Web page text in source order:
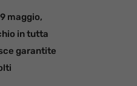
maggio,
in tutta
garantite